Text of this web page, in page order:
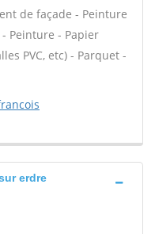
de façade - Peinture
Peinture - Papier
PVC, etc) - Parquet -
erdre